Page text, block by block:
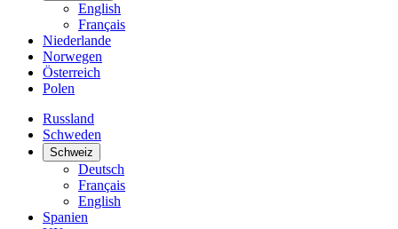
English
Français
Niederlande
Norwegen
Österreich
Polen
Russland
Schweden
Schweiz
Deutsch
Français
English
Spanien